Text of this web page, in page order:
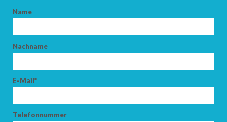
Name
Nachname
E-Mail*
Telefonnummer